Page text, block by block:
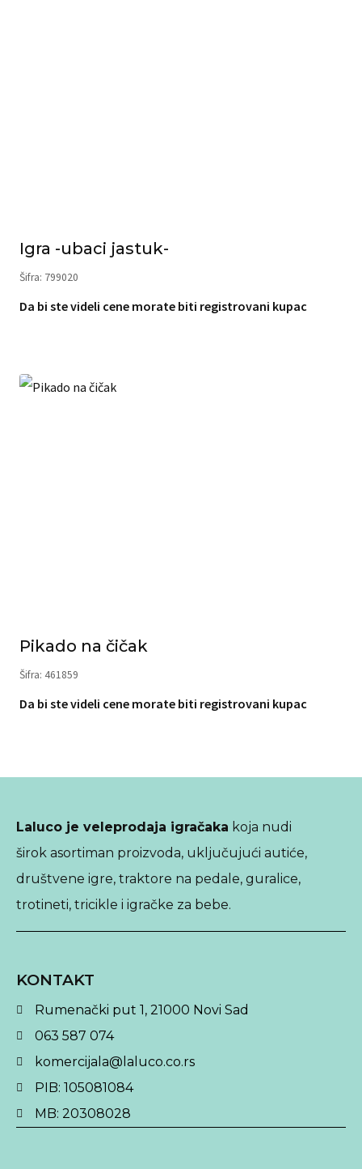
Igra -ubaci jastuk-
Šifra: 799020
Da bi ste videli cene morate biti registrovani kupac
Pikado na čičak
Šifra: 461859
Da bi ste videli cene morate biti registrovani kupac
Laluco je veleprodaja igračaka koja nudi
širok asortiman proizvoda, uključujući autiće,
društvene igre, traktore na pedale, guralice,
trotineti, tricikle i igračke za bebe.
KONTAKT
Rumenački put 1, 21000 Novi Sad
063 587 074
komercijala@laluco.co.rs
PIB: 105081084
MB: 20308028